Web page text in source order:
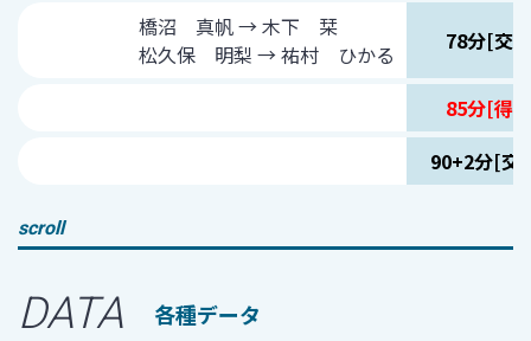
橋沼 真帆 → 木下 栞
松久保 明梨 → 祐村 ひかる
78分[交
85分[得
90+2分[交
scroll
DATA 各種データ